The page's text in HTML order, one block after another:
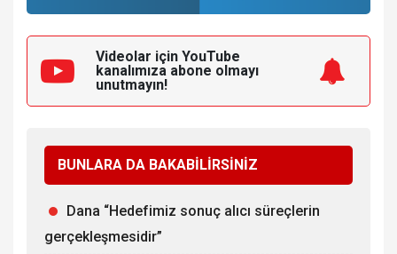
Videolar için YouTube
kanalımıza abone olmayı
unutmayın!
BUNLARA DA BAKABİLİRSİNİZ
Dana “Hedefimiz sonuç alıcı süreçlerin
gerçekleşmesidir”